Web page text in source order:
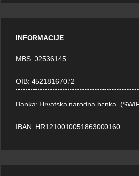
INFORMACIJE
MBS: 02536145
OIB: 45218167072
Banka: Hrvatska narodna banka
IBAN: HR1210010051863000160